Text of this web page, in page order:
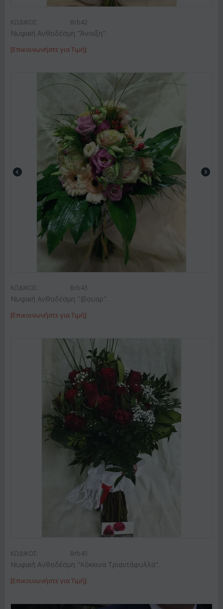
ΚΩΔΙΚΟΣ: Brb42
Νυφική Ανθοδέσμη "Άνοιξη".
[Επικοινωνήστε για Τιμή]
ΚΩΔΙΚΟΣ: Brb43
Νυφική Ανθοδέσμη "Ιβουαρ".
[Επικοινωνήστε για Τιμή]
ΚΩΔΙΚΟΣ: Brb45
Νυφική Ανθοδέσμη "Κόκκινα Τριαντάφυλλα".
[Επικοινωνήστε για Τιμή]